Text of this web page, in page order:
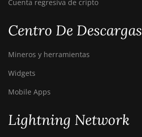
Cuenta regresiva de cripto
Centro De Descargas
Mineros y herramientas
Widgets
Mobile Apps
Lightning Network